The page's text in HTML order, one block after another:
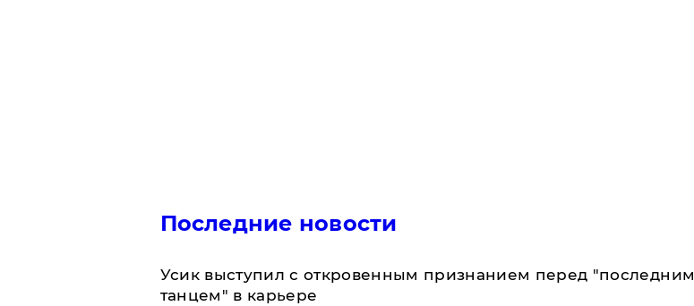
Последние новости
Усик выступил с откровенным признанием перед "последним
танцем" в карьере